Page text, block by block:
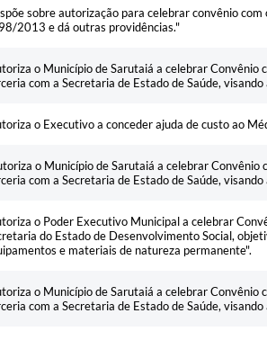
sobre autorização para celebrar convênio
2013 e dá outras providências."
o Município de Sarutaiá a celebrar Convênio
com a Secretaria de Estado de Saúde,
o Executivo a conceder ajuda de custo ao
o Município de Sarutaiá a celebrar Convênio
com a Secretaria de Estado de Saúde,
o Poder Executivo Municipal a celebrar
do Estado de Desenvolvimento Social,
e materiais de natureza permanente".
o Município de Sarutaiá a celebrar Convênio
com a Secretaria de Estado de Saúde,